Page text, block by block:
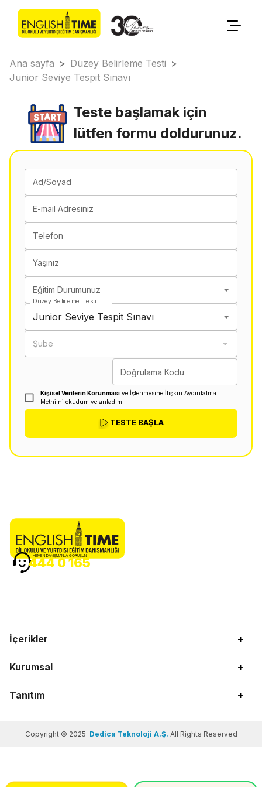
Ana sayfa > Düzey Belirleme Testi >
Junior Seviye Tespit Sınavı
Teste başlamak için
lütfen formu doldurunuz.
Ad/Soyad
E-mail Adresiniz
Telefon
Yaşınız
Eğitim Durumunuz
Düzey Belirleme Testi
Junior Seviye Tespit Sınavı
Şube
Doğrulama Kodu
Kişisel Verilerin Korunması ve İşlenmesine İlişkin Aydınlatma
Metni'ni okudum ve anladım.
TESTE BAŞLA
İçerikler +
Kurumsal +
Tanıtım +
HEMEN DANIŞMANLA GÖRÜŞÜN
444 0 165
Copyright © 2025 Dedica Teknoloji A.Ş. All Rights Reserved